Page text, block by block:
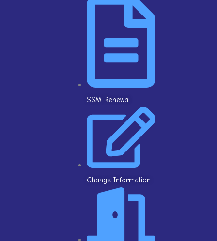
SSM Renewal
Change Information